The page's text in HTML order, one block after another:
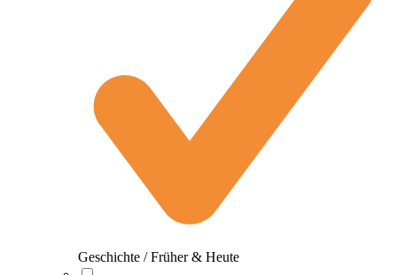
Geschichte / Früher & Heute